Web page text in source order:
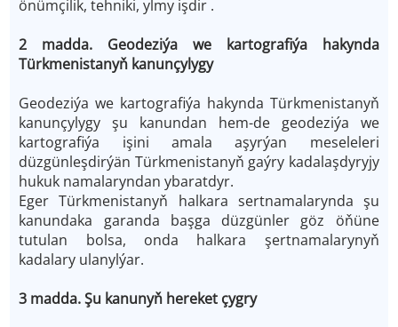
önümçilik, tehniki, ylmy işdir .
2 madda. Geodeziýa we kartografiýa hakynda
Türkmenistanyň kanunçylygy
Geodeziýa we kartografiýa hakynda Türkmenistanyň
kanunçylygy şu kanundan hem-de geodeziýa we
kartografiýa işini amala aşyrýan meseleleri
düzgünleşdirýän Türkmenistanyň gaýry kadalaşdyryjy
hukuk namalaryndan ybaratdyr.
Eger Türkmenistanyň halkara sertnamalarynda şu
kanundaka garanda başga düzgünler göz öňüne
tutulan bolsa, onda halkara şertnamalarynyň
kadalary ulanylýar.
3 madda. Şu kanunyň hereket çygry